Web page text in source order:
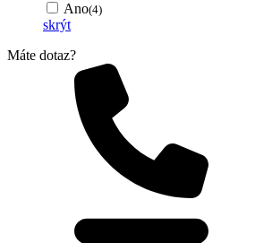
Ano(4)
skrýt
Máte dotaz?